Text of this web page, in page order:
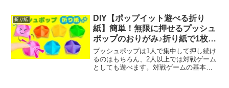
さんの光が目にとどいてキラキラして見
える...
折り紙
DIY【ポップイット遊べる折り
紙】簡単！無限に押せるプッシュ
ポップのおりがみ♪折り紙で1枚で
作れます！作り方・折り方もゆっ
くり説明動画 How to make Popit
Origami.
プッシュポップは1人で集中して押し続け
るのはもちろん、2人以上では対戦ゲーム
としても遊べます。対戦ゲームの基本